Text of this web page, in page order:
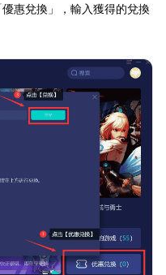
惠兌換」，輸入獲得的兌換